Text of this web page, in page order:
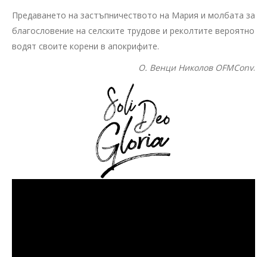
Предаването на застъпничеството на Мария и молбата за
благословение на селските трудове и реколтите вероятно
водят своите корени в апокрифите.
O. Венци Николов OFMConv.